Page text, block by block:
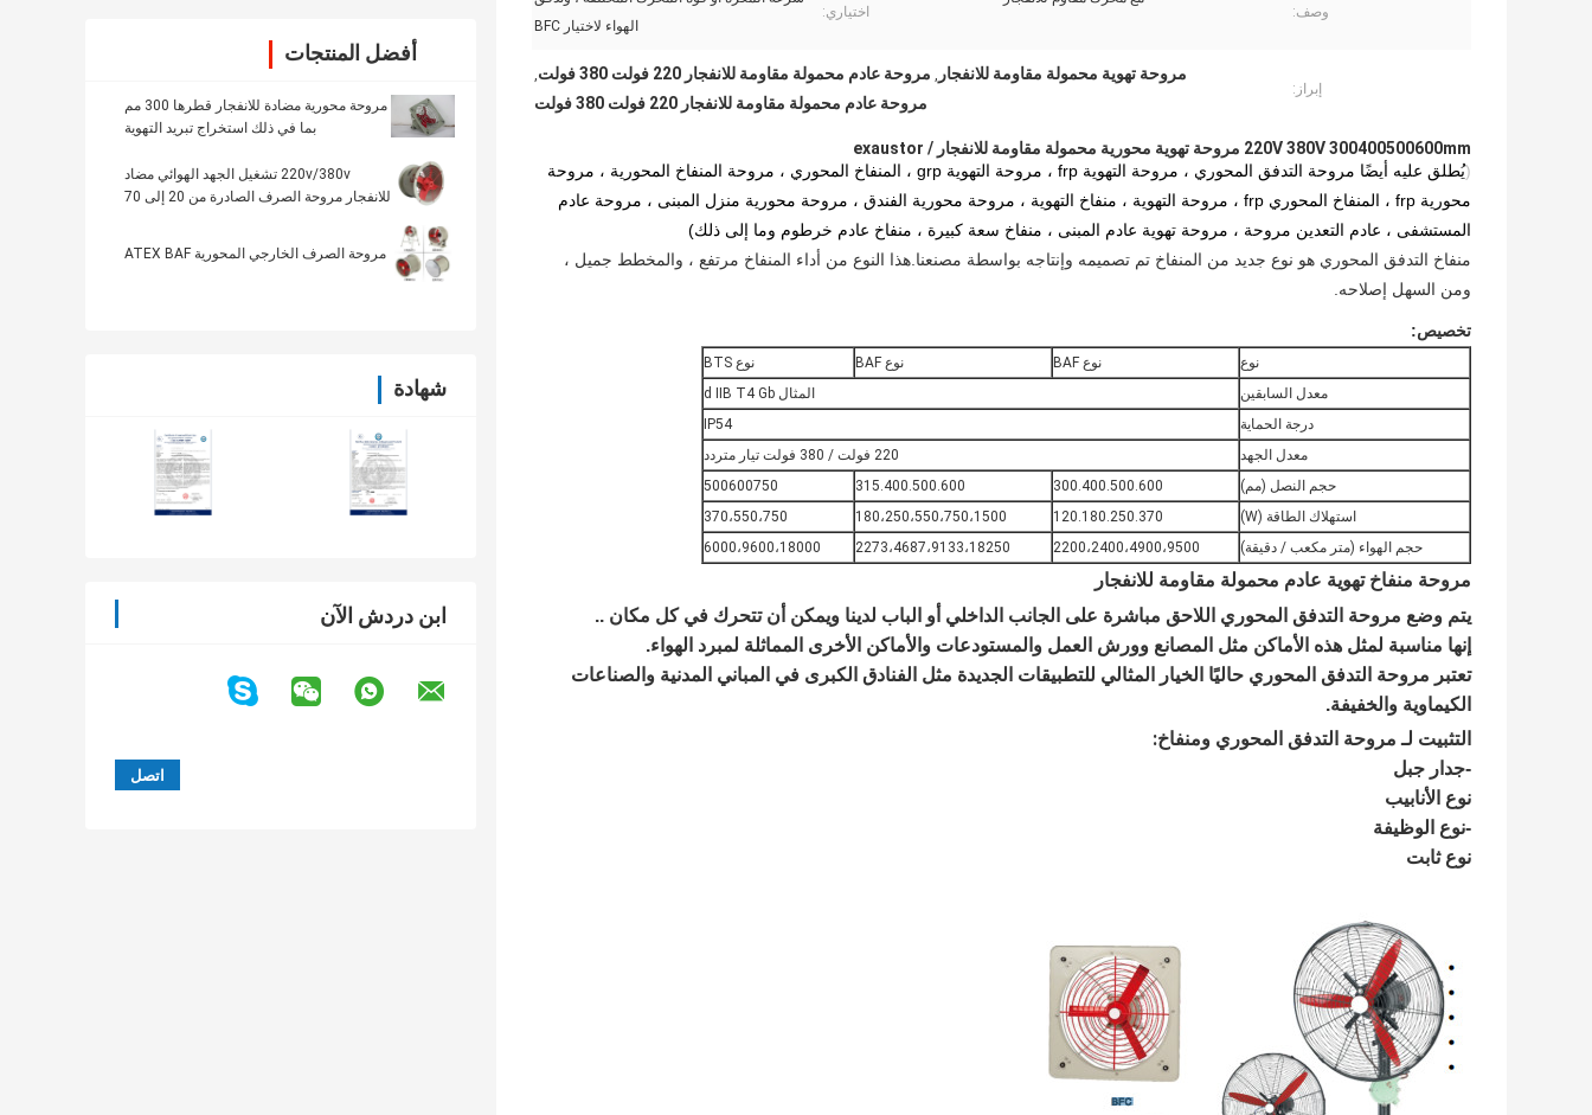
أفضل المنتجات
مروحة محورية مضادة للانفجار قطرها 300 مم
بما في ذلك استخراج تبريد التهوية
220v/380v تشغيل الجهد الهوائي مضاد
للانفجار مروحة الصرف الصادرة من 20 إلى 70
مروحة الصرف الخارجي المحورية ATEX BAF
شهادة
ابن دردش الآن
وصف:
اختياري:
الهواء لاختيار BFC
إبراز:
مروحة تهوية محمولة مقاومة للانفجار , مروحة عادم محمولة مقاومة للانفجار 220 فولت 380 فولت ,
مروحة عادم محمولة مقاومة للانفجار 220 فولت 380 فولت
220V 380V 300400500600mm مروحة تهوية محورية محمولة مقاومة للانفجار / exaustor
(
يُطلق عليه أيضًا مروحة التدفق المحوري ، مروحة التهوية frp ، مروحة التهوية grp ، المنفاخ المحوري ، مروحة المنفاخ المحورية ، مروحة
محورية frp ، المنفاخ المحوري frp ، مروحة التهوية ، منفاخ التهوية ، مروحة محورية الفندق ، مروحة محورية منزل المبنى ، مروحة عادم
المستشفى ، عادم التعدين مروحة ، مروحة تهوية عادم المبنى ، منفاخ سعة كبيرة ، منفاخ عادم خرطوم وما إلى ذلك)
منفاخ التدفق المحوري هو نوع جديد من المنفاخ تم تصميمه وإنتاجه بواسطة مصنعنا.هذا النوع من أداء المنفاخ مرتفع ، والمخطط جميل ،
ومن السهل إصلاحه.
تخصيص:
نوع نوع BAF نوع BAF
نوع BTS
معدل السابقين
المثال d IIB T4 Gb
درجة الحماية
IP54
معدل الجهد
220 فولت / 380 فولت تيار متردد
حجم النصل (مم)
300.400.500.600
315.400.500.600
500600750
استهلاك الطاقة (W)
120.180.250.370 180،250،550،750،1500
370،550،750
حجم الهواء (متر مكعب / دقيقة)
2200،2400،4900،9500 2273،4687،9133،18250 6000،9600،18000
مروحة منفاخ تهوية عادم محمولة مقاومة للانفجار
يتم وضع مروحة التدفق المحوري اللاحق مباشرة على الجانب الداخلي أو الباب لدينا ويمكن أن تتحرك في كل مكان ..
إنها مناسبة لمثل هذه الأماكن مثل المصانع وورش العمل والمستودعات والأماكن الأخرى المماثلة لمبرد الهواء.
تعتبر مروحة التدفق المحوري حاليًا الخيار المثالي للتطبيقات الجديدة مثل الفنادق الكبرى في المباني المدنية والصناعات
الكيماوية والخفيفة.
التثبيت لـ مروحة التدفق المحوري ومنفاخ:
-جدار جبل
نوع الأنابيب
-نوع الوظيفة
نوع ثابت